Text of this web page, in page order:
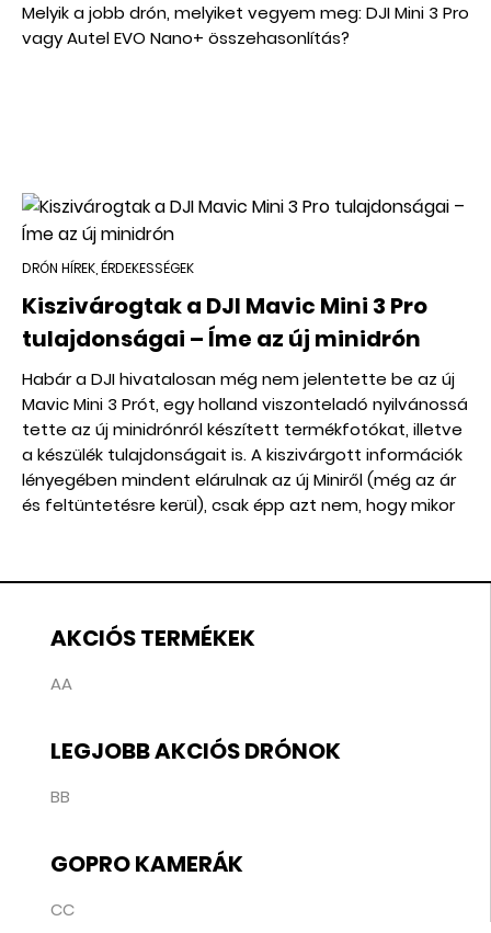
Melyik a jobb drón, melyiket vegyem meg: DJI Mini 3 Pro
vagy Autel EVO Nano+ összehasonlítás?
DRÓN HÍREK, ÉRDEKESSÉGEK
Kiszivárogtak a DJI Mavic Mini 3 Pro
tulajdonságai – Íme az új minidrón
Habár a DJI hivatalosan még nem jelentette be az új
Mavic Mini 3 Prót, egy holland viszonteladó nyilvánossá
tette az új minidrónról készített termékfotókat, illetve
a készülék tulajdonságait is. A kiszivárgott információk
lényegében mindent elárulnak az új Miniről (még az ár
és feltüntetésre kerül), csak épp azt nem, hogy mikor
AKCIÓS TERMÉKEK
AA
LEGJOBB AKCIÓS DRÓNOK
BB
GOPRO KAMERÁK
CC